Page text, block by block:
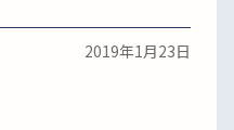
2019年1月23日